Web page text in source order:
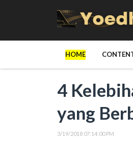
HOME
4
yang
3/19/2018 07:14:00 PM